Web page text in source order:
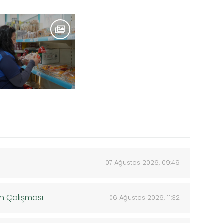
07 Ağustos 2026, 09:49
06 Ağustos 2026, 11:32